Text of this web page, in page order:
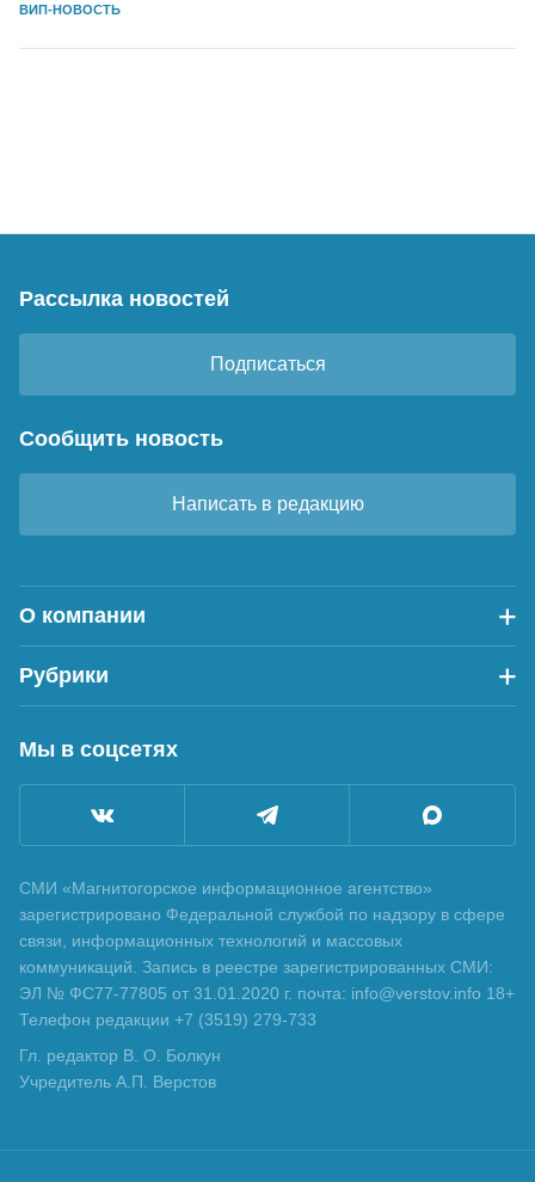
ВИП-НОВОСТЬ
Рассылка новостей
Подписаться
Сообщить новость
Написать в редакцию
О компании
Рубрики
Мы в соцсетях
СМИ «Магнитогорское информационное агентство»
зарегистрировано Федеральной службой по надзору в сфере
связи, информационных технологий и массовых
коммуникаций. Запись в реестре зарегистрированных СМИ:
ЭЛ № ФС77-77805 от 31.01.2020 г. почта: info@verstov.info 18+
Телефон редакции +7 (3519) 279-733
Гл. редактор В. О. Болкун
Учредитель А.П. Верстов